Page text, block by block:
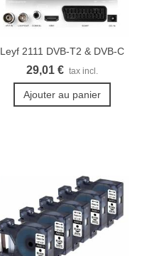
Leyf 2111 DVB-T2 & DVB-C
COMBO
29,01 € tax incl.
Ajouter au panier